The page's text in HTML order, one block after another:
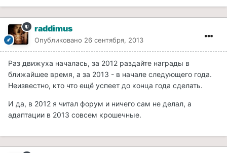
raddimus
Опубликовано 26 сентября, 2013
Раз движуха началась, за 2012 раздайте награды в
ближайшее время, а за 2013 - в начале следующего года.
Неизвестно, кто что ещё успеет до конца года сделать.
И да, в 2012 я читал форум и ничего сам не делал, а
адаптации в 2013 совсем крошечные.